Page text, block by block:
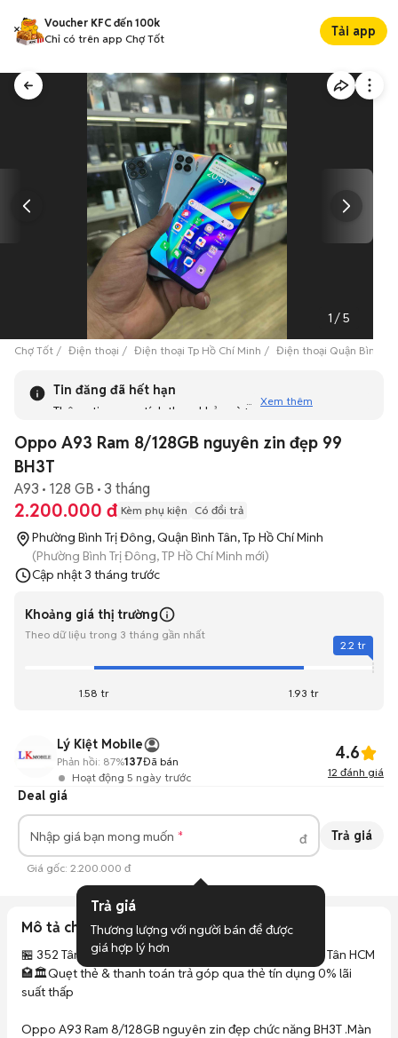
Voucher KFC đến 100k
Chỉ có trên app Chợ Tốt
Tải app
1 /5
Chợ Tốt Điện thoại Điện thoại Tp Hồ Chí Minh Điện thoại Quận Bình
Tin đăng đã hết hạn
Thông tin mang tính tham khảo và bạn không thể liên hệ
tương tự khác dưới đây nhé!
Xem thêm
Oppo A93 Ram 8/128GB nguyên zin đẹp 99
BH3T
A93 128 GB 3 tháng
2.200.000 đ Kèm phụ kiện Có đổi trả
Phường Bình Trị Đông, Quận Bình Tân, Tp Hồ Chí Minh
(Phường Bình Trị Đông, TP Hồ Chí Minh mới)
Cập nhật3 tháng trước
Khoảng giá thị trường
Theo dữ liệu trong 3 tháng gần nhất
1.58 tr 1.93 tr
2.2 tr
Lý Kiệt Mobile
Hoạt động 5 ngày trước
Phản hồi: 87%137Đã bán 4.6
12 đánh giá
Deal giá
Nhập giá bạn mong muốn đ Trả giá
Giá gốc: 2.200.000 đ
Mô tả chi tiết
🏪 352 Tân Hoà Đông Phường Bình Trị Đông Quận Bình Tân HCM
🏩🏛️Quẹt thẻ & thanh toán trả góp qua thẻ tín dụng 0% lãi
suất thấp
Oppo A93 Ram 8/128GB nguyên zin đẹp chức năng BH3T .Màn
Trả giá
Thương lượng với người bán để được
giá hợp lý hơn